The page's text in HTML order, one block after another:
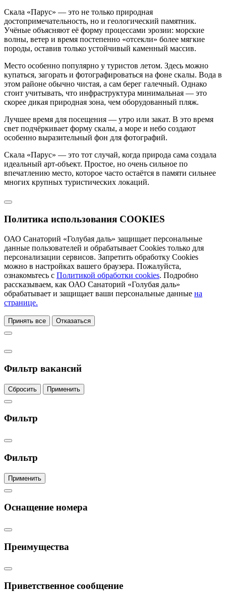
Скала «Парус» — это не только природная
достопримечательность, но и геологический памятник.
Учёные объясняют её форму процессами эрозии: морские
волны, ветер и время постепенно «отсекли» более мягкие
породы, оставив только устойчивый каменный массив.
Место особенно популярно у туристов летом. Здесь можно
купаться, загорать и фотографироваться на фоне скалы. Вода в
этом районе обычно чистая, а сам берег галечный. Однако
стоит учитывать, что инфраструктура минимальная — это
скорее дикая природная зона, чем оборудованный пляж.
Лучшее время для посещения — утро или закат. В это время
свет подчёркивает форму скалы, а море и небо создают
особенно выразительный фон для фотографий.
Скала «Парус» — это тот случай, когда природа сама создала
идеальный арт-объект. Простое, но очень сильное по
впечатлению место, которое часто остаётся в памяти сильнее
многих крупных туристических локаций.
Политика использования COOKIES
ОАО Санаторий «Голубая даль» защищает персональные
данные пользователей и обрабатывает Cookies только для
персонализации сервисов. Запретить обработку Cookies
можно в настройках вашего браузера. Пожалуйста,
ознакомьтесь с Политикой обработки cookies. Подробно
рассказываем, как ОАО Санаторий «Голубая даль»
обрабатывает и защищает ваши персональные данные на
странице.
Принять все Отказаться
Фильтр вакансий
Сбросить Применить
Фильтр
Фильтр
Применить
Оснащение номера
Преимущества
Приветственное сообщение